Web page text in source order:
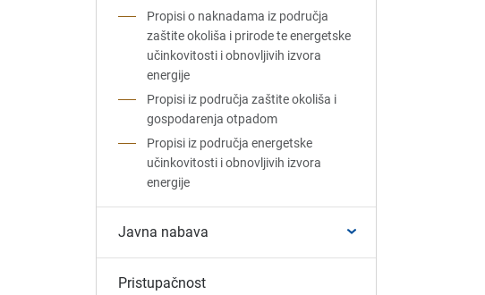
Propisi o naknadama iz područja
zaštite okoliša i prirode te energetske
učinkovitosti i obnovljivih izvora
energije
Propisi iz područja zaštite okoliša i
gospodarenja otpadom
Propisi iz područja energetske
učinkovitosti i obnovljivih izvora
energije
Javna nabava
Pristupačnost